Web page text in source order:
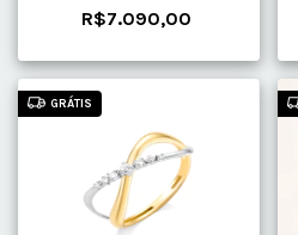
R$7.090,00
GRÁTIS